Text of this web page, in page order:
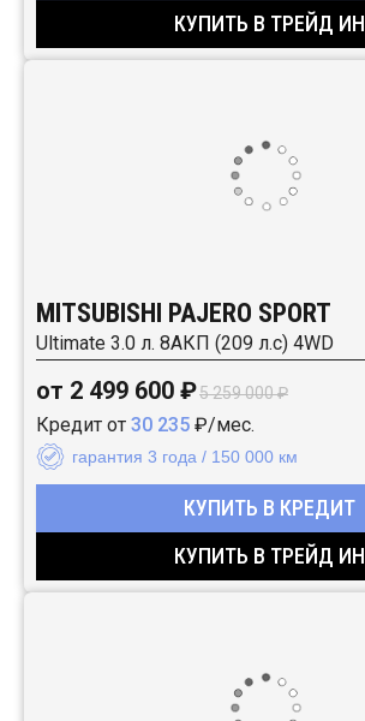
КУПИТЬ В ТРЕЙД ИН
MITSUBISHI PAJERO SPORT
Ultimate 3.0 л. 8АКП (209 л.с) 4WD
от 2 499 600 ₽5 259 000 ₽
Кредит от 30 235 ₽/мес.
гарантия 3 года / 150 000 км
КУПИТЬ В КРЕДИТ
КУПИТЬ В ТРЕЙД ИН